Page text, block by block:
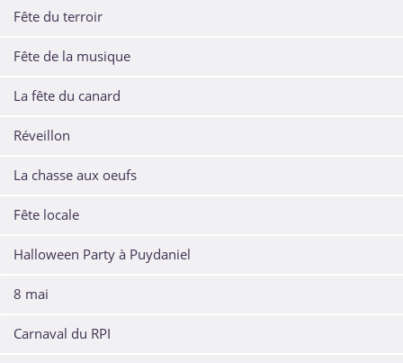
Fête du terroir
Fête de la musique
La fête du canard
Réveillon
La chasse aux oeufs
Fête locale
Halloween Party à Puydaniel
8 mai
Carnaval du RPI